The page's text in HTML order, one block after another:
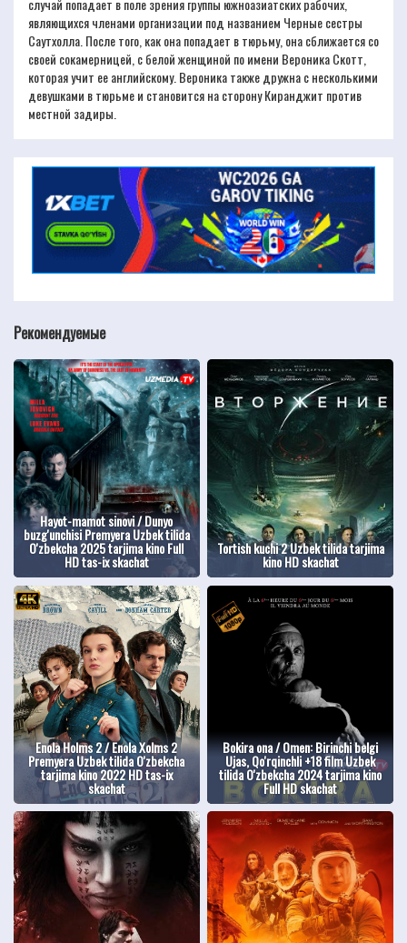
случай попадает в поле зрения группы южноазиатских рабочих,
являющихся членами организации под названием Черные сестры
Саутхолла. После того, как она попадает в тюрьму, она сближается со
своей сокамерницей, с белой женщиной по имени Вероника Скотт,
которая учит ее английскому. Вероника также дружна с несколькими
девушками в тюрьме и становится на сторону Киранджит против
местной задиры.
Рекомендуемые
Hayot-mamot sinovi / Dunyo
buzg'unchisi Premyera Uzbek tilida
O'zbekcha 2025 tarjima kino Full
HD tas-ix skachat
Tortish kuchi 2 Uzbek tilida tarjima
kino HD skachat
Enola Holms 2 / Enola Xolms 2
Premyera Uzbek tilida O'zbekcha
tarjima kino 2022 HD tas-ix
skachat
Bokira ona / Omen: Birinchi belgi
Ujas, Qo'rqinchli +18 film Uzbek
tilida O'zbekcha 2024 tarjima kino
Full HD skachat